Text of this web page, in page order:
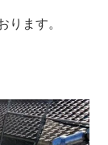
ります。